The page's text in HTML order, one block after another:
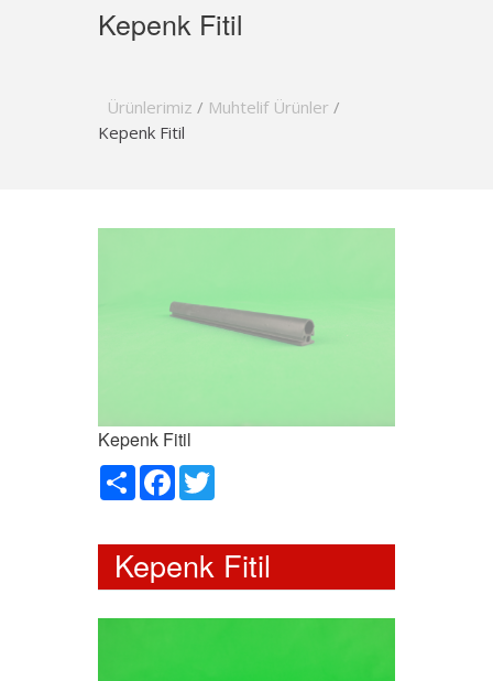
Kepenk Fitil
Ürünlerimiz / Muhtelif Ürünler /
Kepenk Fitil
Kepenk Fitil
PaylaşFacebook
Kepenk Fitil